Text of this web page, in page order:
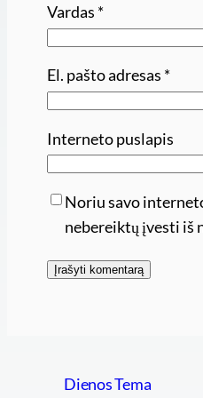
Vardas *
El. pašto adresas *
Interneto puslapis
Noriu savo
nebereiktų įvesti iš
Dienos Tema